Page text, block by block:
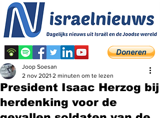
President Isaac Herzog bij
herdenking voor de
Joop Soesan
2 nov 2021 2 minuten om te lezen